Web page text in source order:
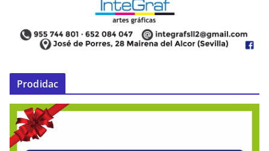
Prodidac